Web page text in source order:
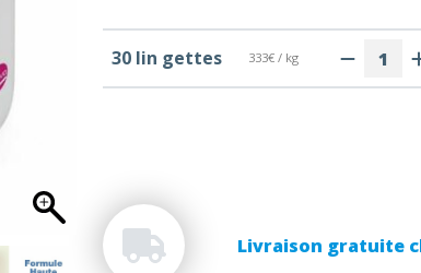
30 lin gettes 333€ / kg
Livraison gratuite